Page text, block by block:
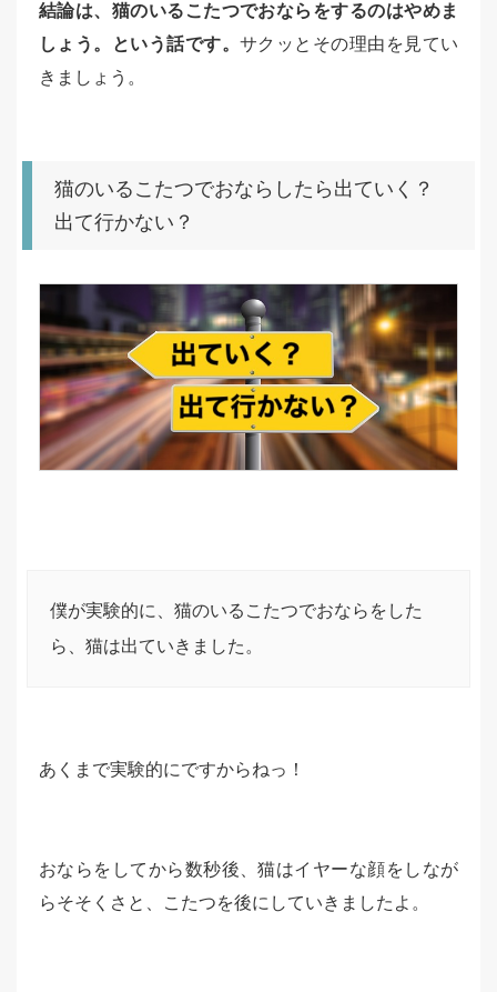
結論は、猫のいるこたつでおならをするのはやめま
しょう。という話です。 サクッとその理由を見てい
きましょう。
猫のいるこたつでおならしたら出ていく？
出て行かない？
僕が実験的に、猫のいるこたつでおならをした
ら、猫は出ていきました。
あくまで実験的にですからねっ！
おならをしてから数秒後、猫はイヤーな顔をしなが
らそそくさと、こたつを後にしていきましたよ。